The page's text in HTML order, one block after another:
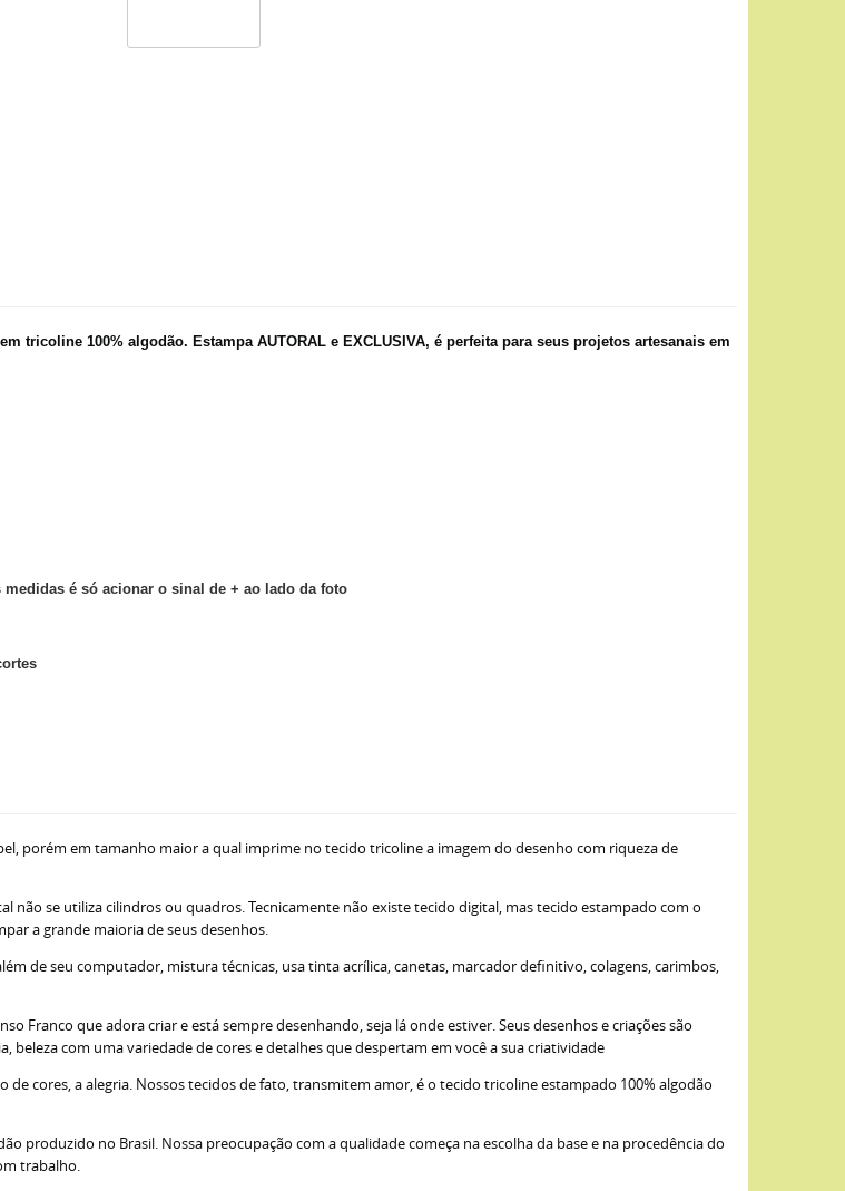
tricoline 100% algodão. Estampa AUTORAL e EXCLUSIVA, é perfeita para seus projetos artesanais em
é só acionar o sinal de + ao lado da foto
porém em tamanho maior a qual imprime no tecido tricoline a imagem do desenho com riqueza de
se utiliza cilindros ou quadros. Tecnicamente não existe tecido digital, mas tecido estampado com o
a grande maioria de seus desenhos.
de seu computador, mistura técnicas, usa tinta acrílica, canetas, marcador definitivo, colagens, carimbos,
Franco que adora criar e está sempre desenhando, seja lá onde estiver. Seus desenhos e criações são
com uma variedade de cores e detalhes que despertam em você a sua criatividade
cores, a alegria. Nossos tecidos de fato, transmitem amor, é o tecido tricoline estampado 100% algodão
produzido no Brasil. Nossa preocupação com a qualidade começa na escolha da base e na procedência do
trabalho.